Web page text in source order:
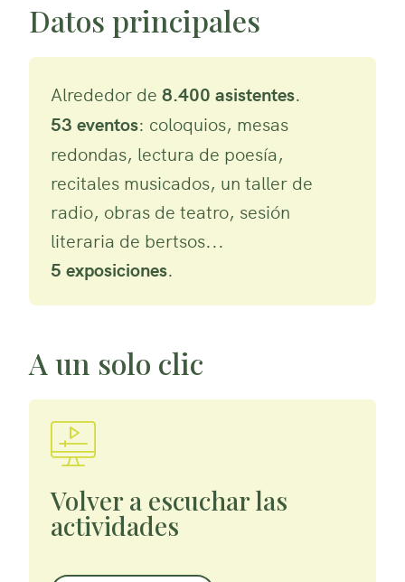
Datos principales
Alrededor de 8.400 asistentes.
53 eventos: coloquios, mesas
redondas, lectura de poesía,
recitales musicados, un taller de
radio, obras de teatro, sesión
literaria de bertsos...
5 exposiciones.
A un solo clic
Volver a escuchar las
actividades